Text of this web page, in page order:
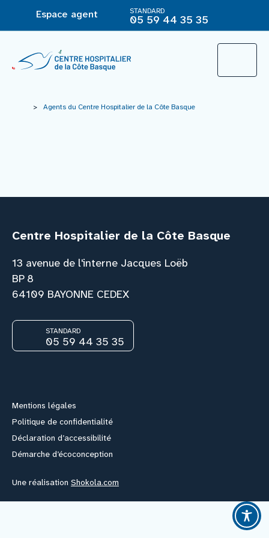
Espace agent STANDARD
05 59 44 35 35
L’Hôpital
Vous êtes
Nous rejoindre
Vous former
Espace agent
Faire un don
Contact
> Agents du Centre Hospitalier de la Côte Basque
Centre Hospitalier de la Côte Basque
13 avenue de l'interne Jacques Loëb
BP 8
64109 BAYONNE CEDEX
STANDARD
05 59 44 35 35
Mentions légales
Politique de confidentialité
Déclaration d’accessibilité
Démarche d’écoconception
Une réalisation Shokola.com